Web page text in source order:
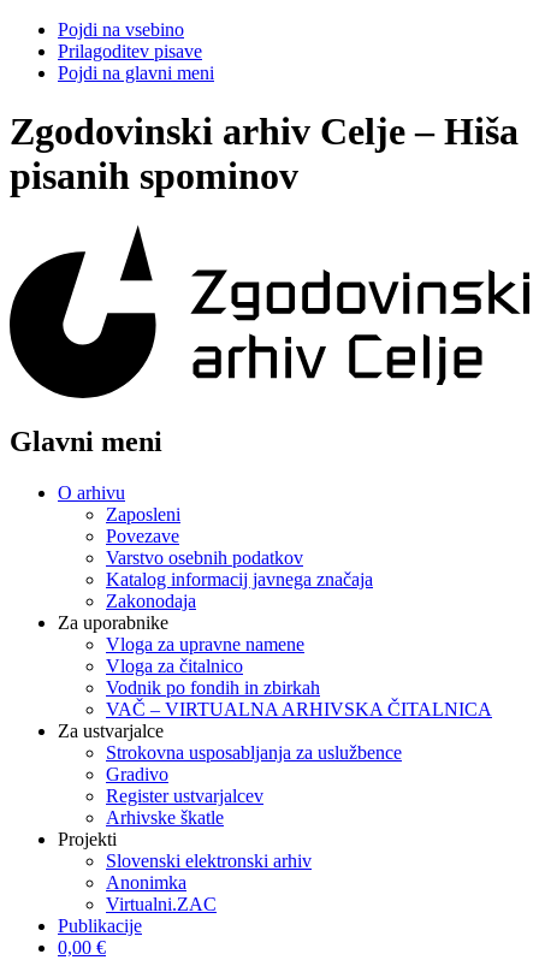
Pojdi na vsebino
Prilagoditev pisave
Pojdi na glavni meni
Zgodovinski arhiv Celje – Hiša
pisanih spominov
Glavni meni
O arhivu
Zaposleni
Povezave
Varstvo osebnih podatkov
Katalog informacij javnega značaja
Zakonodaja
Za uporabnike
Vloga za upravne namene
Vloga za čitalnico
Vodnik po fondih in zbirkah
VAČ – VIRTUALNA ARHIVSKA ČITALNICA
Za ustvarjalce
Strokovna usposabljanja za uslužbence
Gradivo
Register ustvarjalcev
Arhivske škatle
Projekti
Slovenski elektronski arhiv
Anonimka
Virtualni.ZAC
Publikacije
0,00 €